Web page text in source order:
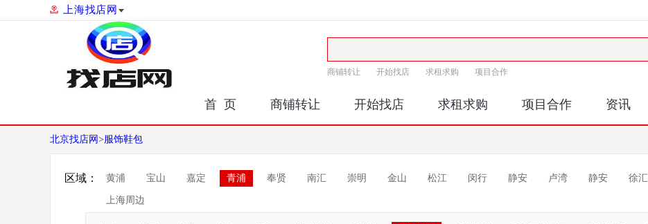
上海找店网
商铺转让 开始找店 求租求购 项目合作
首 页 商铺转让 开始找店 求租求购 项目合作 资讯
北京找店网 >服饰鞋包
区域： 黄浦 宝山 嘉定 青浦 奉贤 南汇 崇明 金山 松江 闵行 静安 卢湾 静安 徐汇
上海周边